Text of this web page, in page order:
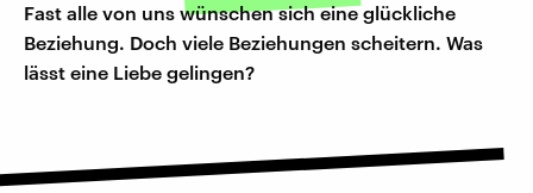
Fast alle von uns wünschen sich eine glückliche
Beziehung. Doch viele Beziehungen scheitern. Was
lässt eine Liebe gelingen?